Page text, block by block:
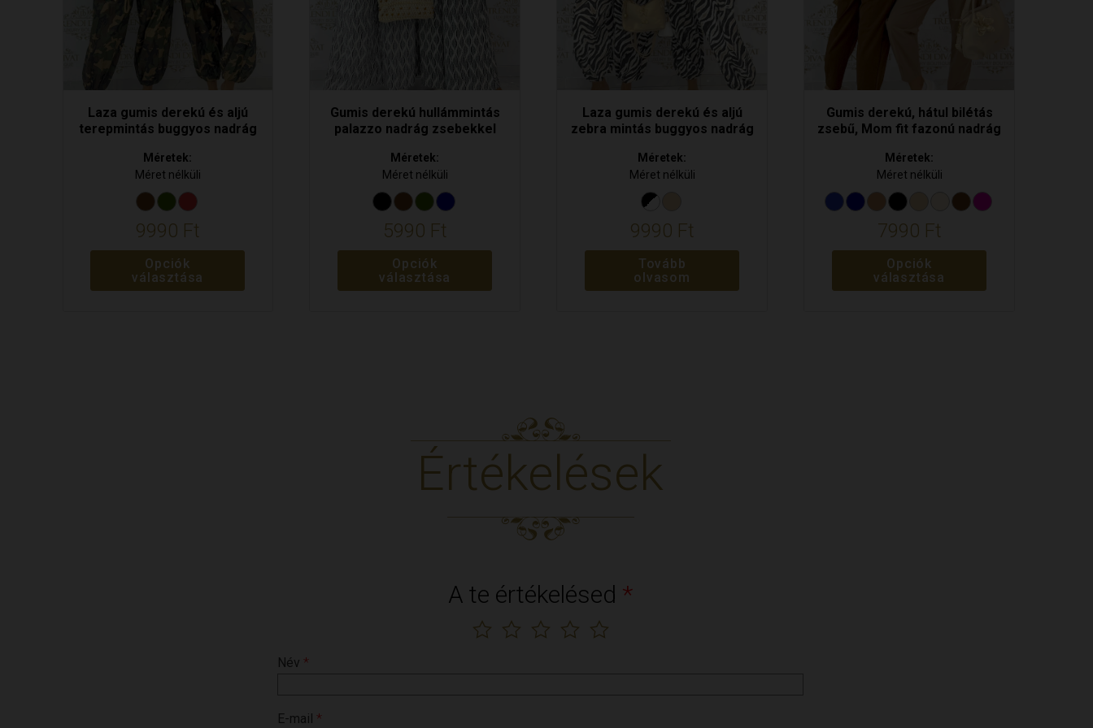
Laza gumis derekú és aljú
terepmintás buggyos nadrág
Méretek:
Méret nélküli
9990 Ft
Opciók
választása
Gumis derekú hullámmintás
palazzo nadrág zsebekkel
Méretek:
Méret nélküli
5990 Ft
Opciók
választása
választhatók
Laza gumis derekú és aljú
zebra mintás buggyos nadrág
Méretek:
Méret nélküli
9990 Ft
Tovább
olvasom
Gumis derekú, hátul bilétás
zsebű, Mom fit fazonú nadrág
Méretek:
Méret nélküli
7990 Ft
Opciók
választása
választhatók
Értékelések
A te értékelésed *
Név *
E-mail *